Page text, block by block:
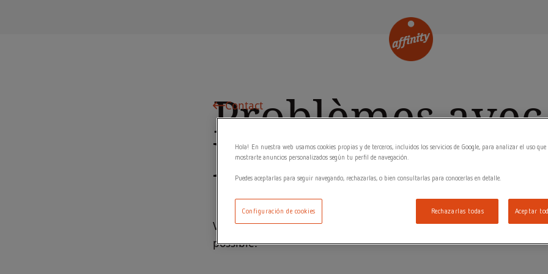
Contact
Problèmes avec
les produits
Veuillez remplir le formulaire ci-dessous. Nous vous contacterons
possible.
Hola! En nuestra web usamos cookies propias y de terceros, incluidos los servicios de Google, para analizar el uso que
mostrarte anuncios personalizados según tu perfil de navegación.
Puedes aceptarlas para seguir navegando, rechazarlas, o bien consultarlas para conocerlas en detalle.
Configuración de cookies Rechazarlas todas Aceptar